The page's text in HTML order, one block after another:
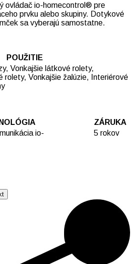
ovládač io-homecontrol® pre
prvku alebo skupiny. Dotykové
sa vyberajú samostatne.
POUŽITIE
Vonkajšie látkové rolety,
rolety, Vonkajšie žalúzie, Interiérové
ZÁRUKA
io-
5 rokov